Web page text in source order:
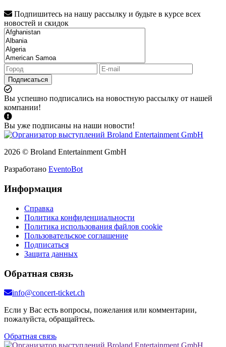
Подпишитесь на нашу рассылку и будьте в курсе всех
новостей и скидок
Подписаться
Вы успешно подписались на новостную рассылку от нашей
компании!
Вы уже подписаны на наши новости!
2026 © Broland Entertainment GmbH
Разработано EventoBot
Информация
Справка
Политика конфиденциальности
Политика использования файлов cookie
Пользовательское соглашение
Подписаться
Защита данных
Обратная связь
info@concert-ticket.ch
Если у Вас есть вопросы, пожелания или комментарии,
пожалуйста, обращайтесь.
Обратная связь